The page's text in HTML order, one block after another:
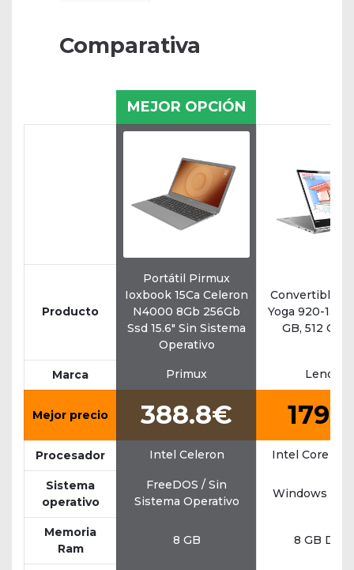
Comparativa
MEJOR OPCIÓN
Producto
Portátil Pirmux
Ioxbook 15Ca Celeron
N4000 8Gb 256Gb
Ssd 15.6" Sin Sistema
Operativo
Convertible
Yoga 920-
GB, 512 GB
Marca Primux Lenovo
Mejor precio 388.8€
Procesador Intel Celeron Intel Core i7
Sistema
operativo
FreeDOS / Sin
Sistema Operativo
Windows 10
Memoria
Ram
8 GB 8 GB